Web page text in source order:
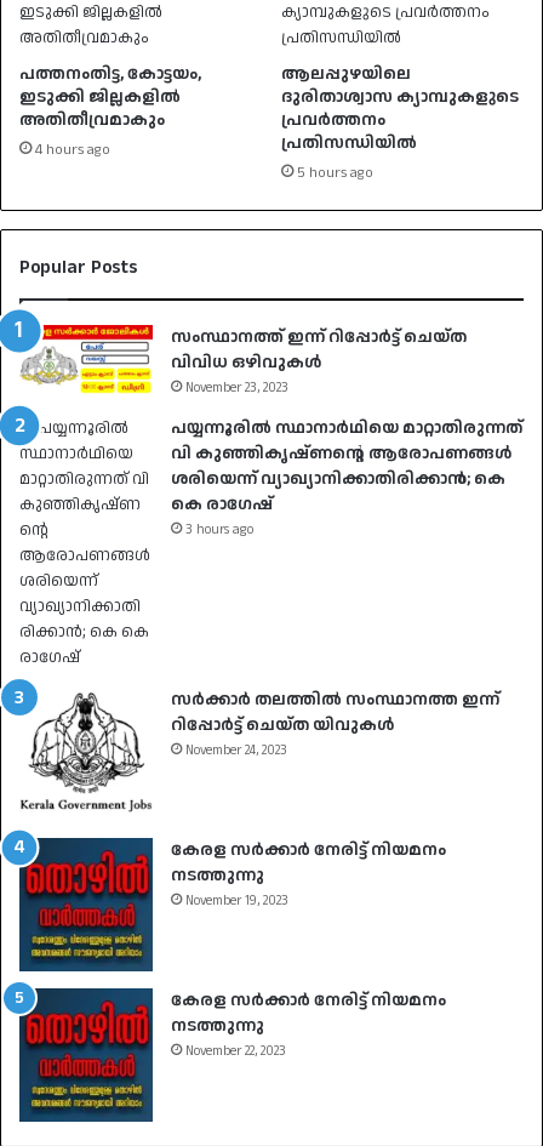
പത്തനംതിട്ട, കോട്ടയം,
ഇടുക്കി ജില്ലകളില്‍
അതിതീവ്രമാകും
4 hours ago
ആലപ്പുഴയിലെ
ദുരിതാശ്വാസ ക്യാമ്പുകളുടെ
പ്രവർത്തനം
പ്രതിസന്ധിയിൽ
5 hours ago
Popular Posts
സംസ്ഥാനത്ത് ഇന്ന് റിപ്പോർട്ട് ചെയ്ത
വിവിധ ഒഴിവുകൾ
November 23, 2023
പയ്യന്നൂരിൽ സ്ഥാനാർഥിയെ മാറ്റാതിരുന്നത്
വി കുഞ്ഞികൃഷ്ണന്റെ ആരോപണങ്ങൾ
ശരിയെന്ന് വ്യാഖ്യാനിക്കാതിരിക്കാൻ; കെ
കെ രാഗേഷ്
3 hours ago
സർക്കാർ തലത്തിൽ സംസ്ഥാനത്ത ഇന്ന്
റിപ്പോർട്ട് ചെയ്ത യിവുകൾ
November 24, 2023
കേരള സർക്കാർ നേരിട്ട് നിയമനം
നടത്തുന്നു
November 19, 2023
കേരള സർക്കാർ നേരിട്ട് നിയമനം
നടത്തുന്നു
November 22, 2023